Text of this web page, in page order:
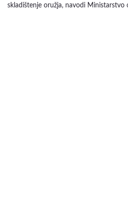
skladištenje oružja, navodi Ministarstvo